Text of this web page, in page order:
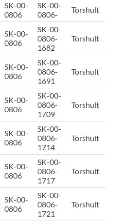
SK-00-
0806
SK-00-
0806-
Torshult
SK-00-
0806
SK-00-
0806-
1682
Torshult
SK-00-
0806
SK-00-
0806-
1691
Torshult
SK-00-
0806
SK-00-
0806-
1709
Torshult
SK-00-
0806
SK-00-
0806-
1714
Torshult
SK-00-
0806
SK-00-
0806-
1717
Torshult
SK-00-
0806
SK-00-
0806-
1721
Torshult